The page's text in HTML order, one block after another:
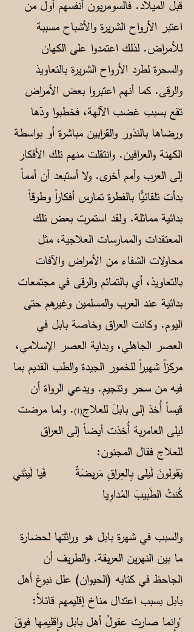
قبل الميلاد. فالسومريون أنفسهم أول من
اعتبر الأرواح الشريرة والأشباح مسببة
للأمراض. لذلك اعتمدوا على الكهان
والسحرة لطرد الأرواح الشريرة بالتعاويذ
والرقى. كما أنهم اعتبروا بعض الأمراض
تقع بسبب غضب الآلهة، فخطبوا ودّها
ورضاها بالنذور والقرابين مباشرة أو بواسطة
الكهنة والعرافين. وانتقلت منهم تلك الأفكار
إلى العرب وأمم أخرى. ولا أستبعد أن أمماً
بدأت تلقائيًّا بالفطرة تمارس أفكاراً وطرقاً
بدائية مماثلة. ولقد استمرت بعض تلك
المعتقدات والممارسات العلاجية، مثل
محاولات الشفاء من الأمراض والآفات
بالتعاويذ، أي بالتمائم والرقى في مجتمعات
بدائية عند العرب والمسلمين وغيرهم حتى
اليوم. وكانت العراق وخاصة بابل في
العصر الجاهلي، وبداية العصر الإسلامي،
مركزاً شهيراً للخمور الجيدة والطب القديم بما
فيه من سحر وتنجيم. ويدعي الرواة أن
قيساً أُخذ إلى بابلَ للعلاج(1) . ولما مرضت
ليلى العامرية أُخذت أيضاً إلى العراق
للعلاج فقال المجنون:
يَقولونَ لَيلى بِالعِراقِ مَريضَةٌ فَيا لَيتَني
كُنتُ الطَبيبَ المُداوِيا
والسبب في شهرة بابل هو وراثتها لحضارة
ما بين النهرين العريقة. والطريف أن
الجاحظ في كتابه (الحيوان) علل نبوغ أهل
بابل بسبب اعتدال مناخ إقليمهم قائلاً:
"وإنما صارت عقولُ أهل بابل وإقليمِها فوقَ